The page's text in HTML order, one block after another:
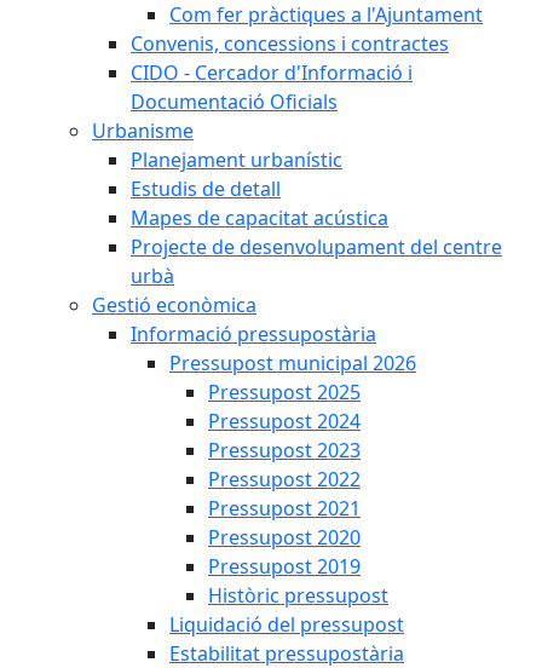
Com fer pràctiques a l'Ajuntament
Convenis, concessions i contractes
CIDO - Cercador d'Informació i
Documentació Oficials
Urbanisme
Planejament urbanístic
Estudis de detall
Mapes de capacitat acústica
Projecte de desenvolupament del centre
urbà
Gestió econòmica
Informació pressupostària
Pressupost municipal 2026
Pressupost 2025
Pressupost 2024
Pressupost 2023
Pressupost 2022
Pressupost 2021
Pressupost 2020
Pressupost 2019
Històric pressupost
Liquidació del pressupost
Estabilitat pressupostària